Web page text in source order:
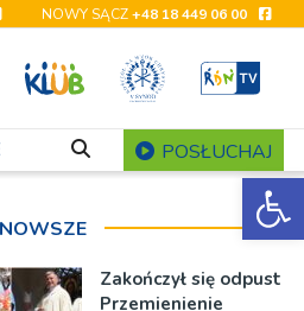
NOWY SĄCZ+48 18 449 06 00
POSŁUCHAJ
Zakończył się odpust
Przemienienie